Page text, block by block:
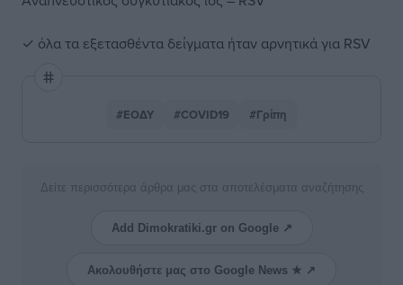
✓ όλα τα εξετασθέντα δείγματα ήταν αρνητικά για RSV
#ΕΟΔΥ #COVID19 #Γρίπη
Δείτε περισσότερα άρθρα μας στα αποτελέσματα αναζήτησης
Add Dimokratiki.gr on Google ↗
Ακολουθήστε μας στο Google News ★ ↗